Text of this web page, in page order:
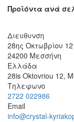
Προϊόντα ανά
Διευθυνση
28ης Οκτωβρίου 12
24200 Μεσσήνη
Ελλάδα
28is Oktovriou 12,
Τηλεφωνο
2722 022986
Email
info@crystal-